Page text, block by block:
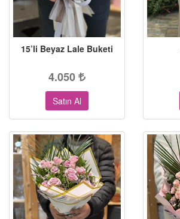
15’li Beyaz Lale Buketi
4.050
Satın Al